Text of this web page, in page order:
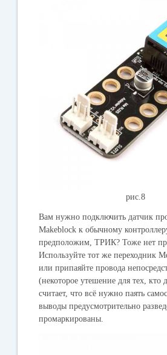
рис.8
Вам нужно подключить датчик
Makeblock к обычному
предположим, ТРИК? Тоже нет
Используйте тот же переходник
или припаяйте провода
(некоторое утешение для тех, кто
считает, что всё нужно паять
выводы предусмотрительно
промаркированы.